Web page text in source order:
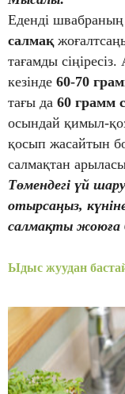
Еденді
салмақ
тағамды
кезінде 60-70
тағы да 60 грамм
осындай қимыл-
қосып жасайтын
салмақтан
Төмендегі үй
отырсаңыз,
салмақты жоюға
Ыдыс жуудан